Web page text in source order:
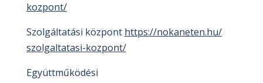
kozpont/
Szolgáltatási központ https://nokaneten.hu/
szolgaltatasi-kozpont/
Együttműködési